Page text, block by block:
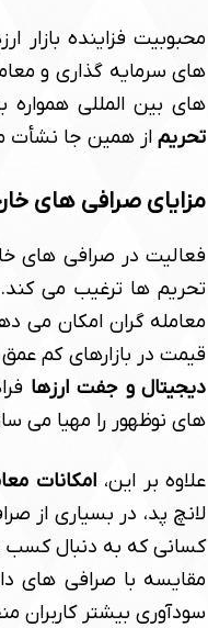
محبوبیت فزاینده
های سرمایه گذاری و
های بین المللی
تحریماز همین جا نشأت
مزایای صرافی های
فعالیت در صرافی های
تحریم ها ترغیب می کند.
معامله گران امکان می
قیمت در بازارهای کم
دیجیتال و جفت ارزها
های نوظهور را مهیا می
علاوه بر این، امکانات
لانچ پد، در بسیاری از
کسانی که به دنبال کسب
مقایسه با صرافی های
سودآوری بیشتر کاربران